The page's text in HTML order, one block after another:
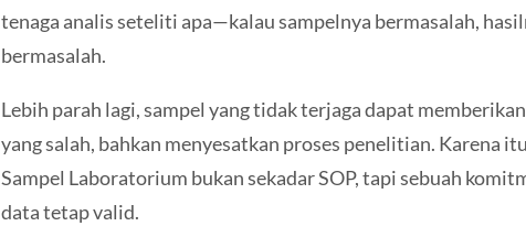
tenaga analis seteliti apa—kalau sampelnya bermasalah,
bermasalah.
Lebih parah lagi, sampel yang tidak terjaga dapat
yang salah, bahkan menyesatkan proses penelitian. Karena
Sampel Laboratorium bukan sekadar SOP, tapi sebuah
data tetap valid.